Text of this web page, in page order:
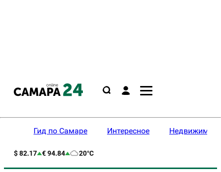
Гид по Самаре Интересное
$ 82.17 € 94.84 20°C